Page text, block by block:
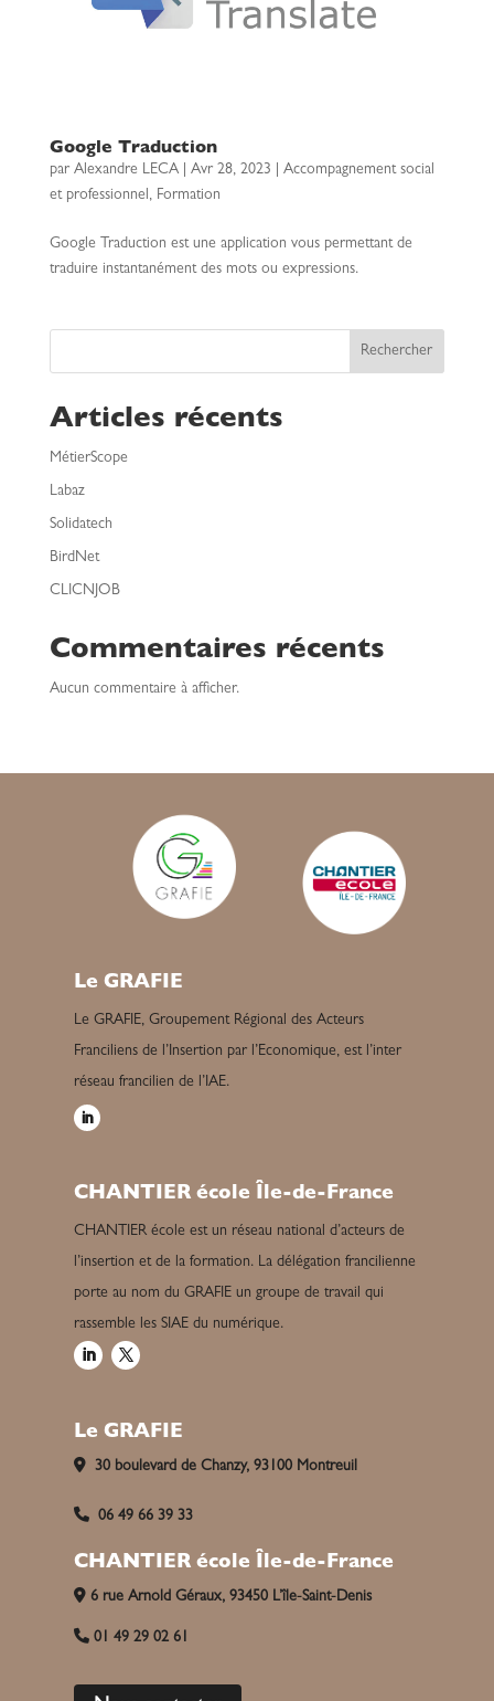
Google Traduction
par Alexandre LECA| Avr 28, 2023
Accompagnement social
et professionnel, Formation
Google Traduction est une application vous permettant de
traduire instantanément des mots ou expressions.
Rechercher
Articles récents
MétierScope
Labaz
Solidatech
BirdNet
CLICNJOB
Commentaires récents
Aucun commentaire à afficher.
Le GRAFIE
Le GRAFIE, Groupement Régional des Acteurs
Franciliens de l’Insertion par l’Economique, est l’inter
réseau francilien de l’IAE.
CHANTIER école Île-de-France
CHANTIER école est un réseau national d’acteurs de
l’insertion et de la formation. La délégation francilienne
porte au nom du GRAFIE un groupe de travail qui
rassemble les SIAE du numérique.
Le GRAFIE
30 boulevard de Chanzy, 93100 Montreuil
06 49 66 39 33
CHANTIER école Île-de-France
6 rue Arnold Géraux, 93450 L’île-Saint-Denis
01 49 29 02 61